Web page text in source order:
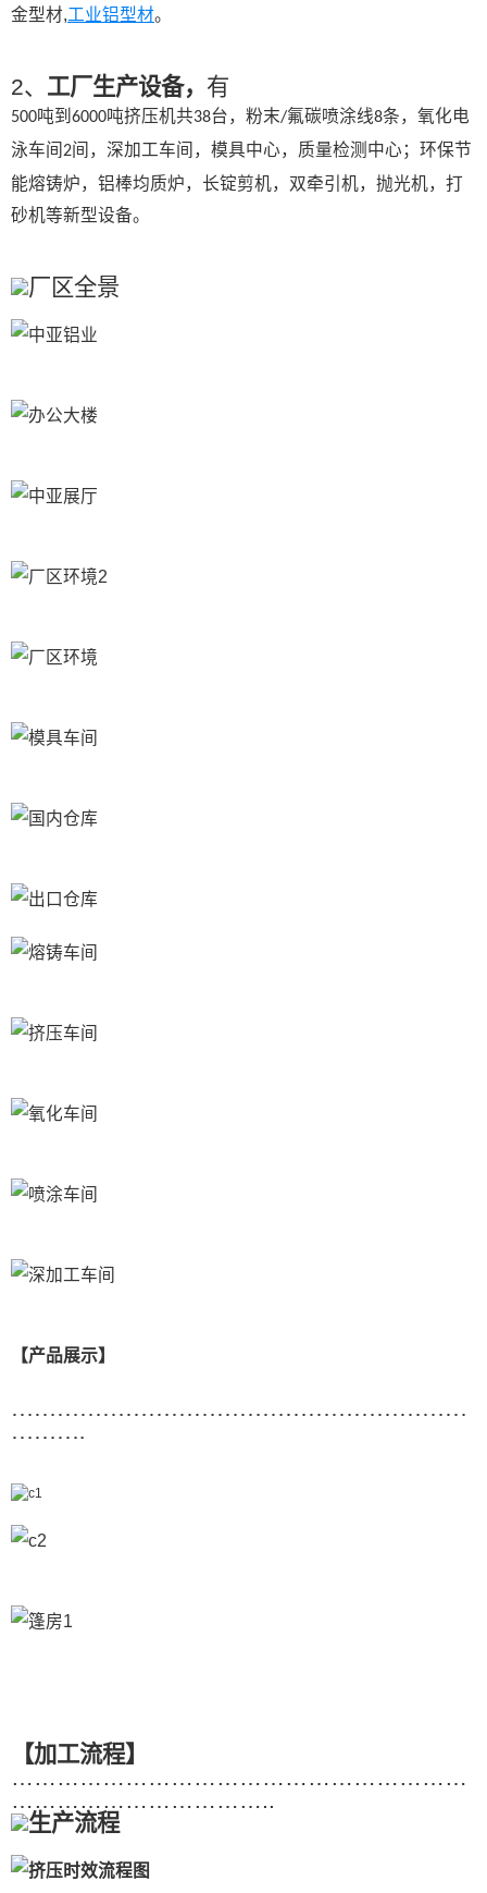
金型材,工业铝型材。
2、 工厂生产设备， 有
500吨到 6000吨挤压机共38台，粉末/氟碳喷涂线8条，氧化电
泳车间2间，深加工车间，模具中心，质量检测中心；环保节
能熔铸炉，铝棒均质炉，长锭剪机，双牵引机，抛光机，打
砂机等新型设备。
【产品展示】
……………………………………………………
……….
【加工流程】
……………………………………………………
……………………………..